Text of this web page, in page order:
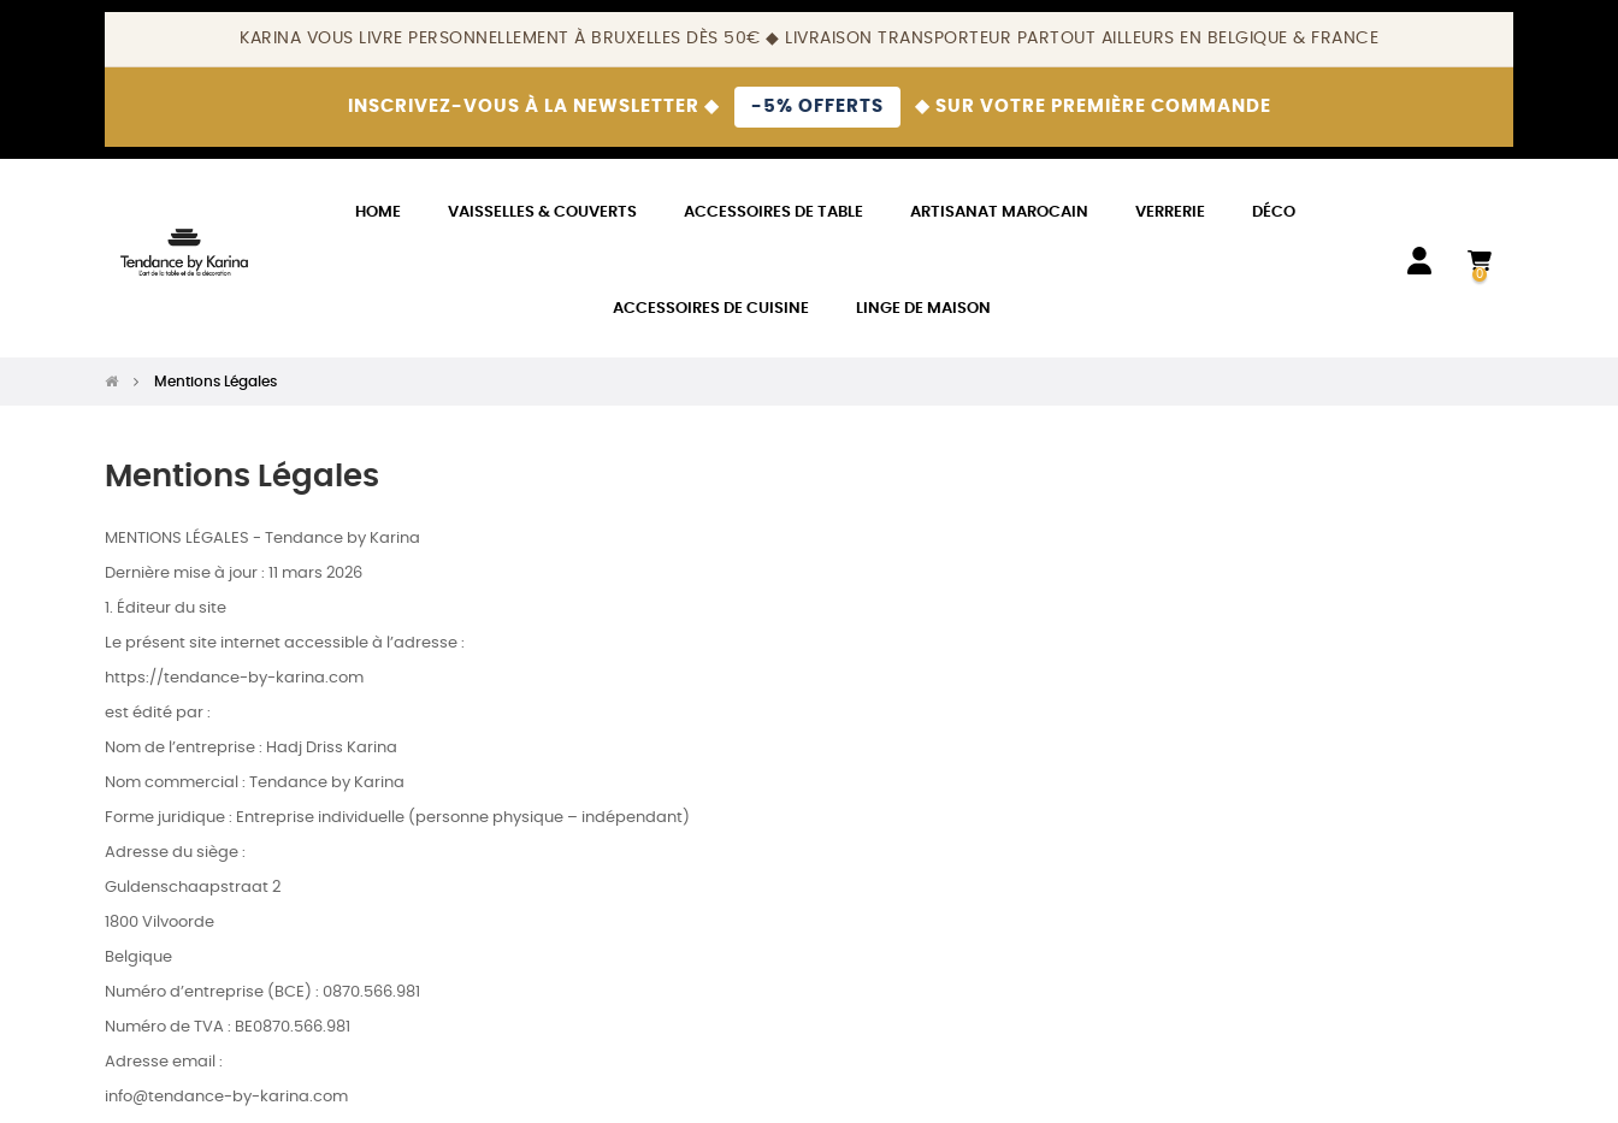
KARINA VOUS LIVRE PERSONNELLEMENT À BRUXELLES DÈS 50€ ◆ LIVRAISON TRANSPORTEUR PARTOUT AILLEURS EN BELGIQUE & FRANCE
INSCRIVEZ-VOUS À LA NEWSLETTER ◆ -5% OFFERTS ◆ SUR VOTRE PREMIÈRE COMMANDE
HOME VAISSELLES & COUVERTS ACCESSOIRES DE TABLE ARTISANAT MAROCAIN VERRERIE DÉCO
ACCESSOIRES DE CUISINE LINGE DE MAISON
0
Mentions Légales
Mentions Légales
MENTIONS LÉGALES - Tendance by Karina
Dernière mise à jour : 11 mars 2026
1. Éditeur du site
Le présent site internet accessible à l’adresse :
https://tendance-by-karina.com
est édité par :
Nom de l’entreprise : Hadj Driss Karina
Nom commercial : Tendance by Karina
Forme juridique : Entreprise individuelle (personne physique – indépendant)
Adresse du siège :
Guldenschaapstraat 2
1800 Vilvoorde
Belgique
Numéro d’entreprise (BCE) : 0870.566.981
Numéro de TVA : BE0870.566.981
Adresse email :
info@tendance-by-karina.com